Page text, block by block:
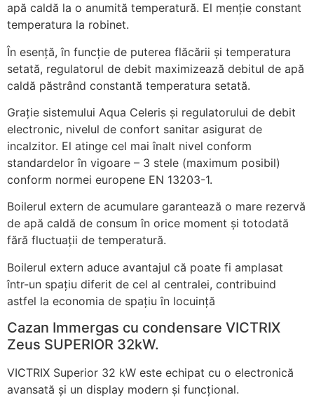
apă caldă la o anumită temperatură. El menție constant
temperatura la robinet.
În esență, în funcție de puterea flăcării și temperatura
setată, regulatorul de debit maximizează debitul de apă
caldă păstrând constantă temperatura setată.
Grație sistemului Aqua Celeris și regulatorului de debit
electronic, nivelul de confort sanitar asigurat de
incalzitor. El atinge cel mai înalt nivel conform
standardelor în vigoare – 3 stele (maximum posibil)
conform normei europene EN 13203-1.
Boilerul extern de acumulare garantează o mare rezervă
de apă caldă de consum în orice moment și totodată
fără fluctuații de temperatură.
Boilerul extern aduce avantajul că poate fi amplasat
într-un spațiu diferit de cel al centralei, contribuind
astfel la economia de spațiu în locuință
Cazan Immergas cu condensare VICTRIX
Zeus SUPERIOR 32kW.
VICTRIX Superior 32 kW este echipat cu o electronică
avansată și un display modern și funcțional.